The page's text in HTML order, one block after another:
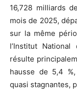
16,728 milliards
mois de 2025,
sur la même
l’Institut
résulte
hausse de 5,4
quasi stagnantes,